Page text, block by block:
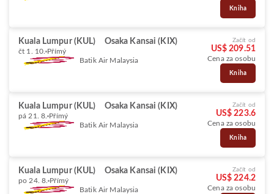
Kniha
Kuala Lumpur (KUL) Osaka Kansai (KIX)
čt 1. 10. Přímý
Batik Air Malaysia
Začít od
US$ 209.51
Cena za osobu
Kniha
Kuala Lumpur (KUL) Osaka Kansai (KIX)
pá 21. 8. Přímý
Batik Air Malaysia
Začít od
US$ 223.6
Cena za osobu
Kniha
Kuala Lumpur (KUL) Osaka Kansai (KIX)
po 24. 8. Přímý
Batik Air Malaysia
Začít od
US$ 224.2
Cena za osobu